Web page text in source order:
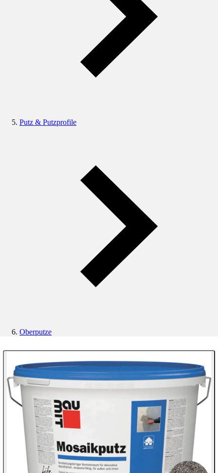
Putz & Putzprofile
Oberputze